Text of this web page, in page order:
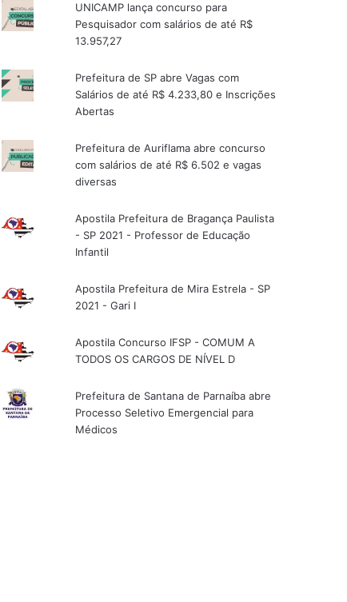
UNICAMP lança concurso para
Pesquisador com salários de até R$
13.957,27
Prefeitura de SP abre Vagas com
Salários de até R$ 4.233,80 e Inscrições
Abertas
Prefeitura de Auriflama abre concurso
com salários de até R$ 6.502 e vagas
diversas
Apostila Prefeitura de Bragança Paulista
- SP 2021 - Professor de Educação
Infantil
Apostila Prefeitura de Mira Estrela - SP
2021 - Gari I
Apostila Concurso IFSP - COMUM A
TODOS OS CARGOS DE NÍVEL D
Prefeitura de Santana de Parnaíba abre
Processo Seletivo Emergencial para
Médicos